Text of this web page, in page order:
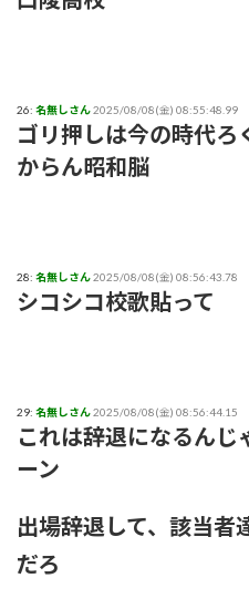
26: 名無しさん2025/08/08(金) 08:55:48.99
ゴリ押しは今の時代ろ
からん昭和脳
28: 名無しさん2025/08/08(金) 08:56:43.78
シコシコ校歌貼って
29: 名無しさん2025/08/08(金) 08:56:44.15
これは辞退になるんじ
ーン
出場辞退して、該当者
だろ